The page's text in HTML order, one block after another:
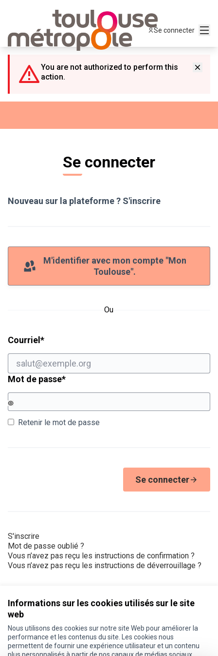
Informations sur les cookies utilisés sur le site
web
Nous utilisons des cookies sur notre site Web pour améliorer la
performance et les contenus du site. Les cookies nous
permettent de fournir une expérience utilisateur et un contenu
Se connecter
You are not authorized to perform this
action.
Se connecter
Nouveau sur la plateforme ? S'inscrire
M'identifier avec mon compte "Mon
Toulouse".
Ou
Courriel *Champ obligatoire
Mot de passe*Champ obligatoire
Retenir le mot de passe
Se connecter
S'inscrire
Mot de passe oublié ?
Vous n’avez pas reçu les instructions de confirmation ?
Vous n’avez pas reçu les instructions de déverrouillage ?
Conditions d'utilisation
Paramètres des cookies
Je participe ! sur X
Je participe ! sur Facebook
Je participe ! sur Instagram